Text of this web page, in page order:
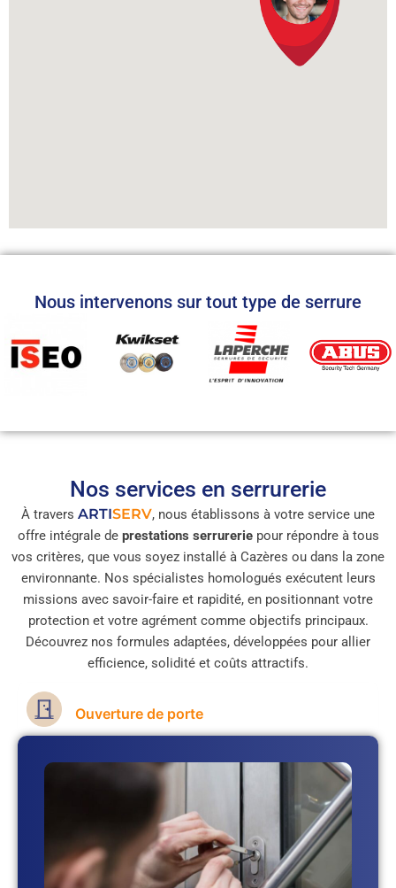
Nous intervenons sur tout type de serrure
Nos services en serrurerie
À travers ARTISERV, nous établissons à votre service une
offre intégrale de prestations serrureriepour répondre à tous
vos critères, que vous soyez installé à Cazères ou dans la zone
environnante. Nos spécialistes homologués exécutent leurs
missions avec savoir-faire et rapidité, en positionnant votre
protection et votre agrément comme objectifs principaux.
Découvrez nos formules adaptées, développées pour allier
efficience, solidité et coûts attractifs.
Ouverture de porte